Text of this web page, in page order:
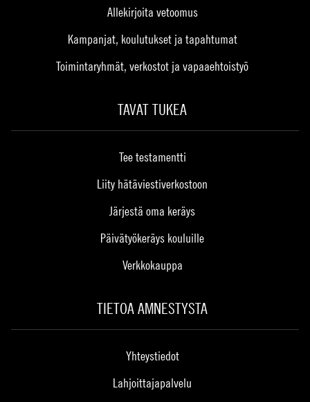
Allekirjoita vetoomus
Kampanjat, koulutukset ja tapahtumat
Toimintaryhmät, verkostot ja vapaaehtoistyö
TAVAT TUKEA
Tee testamentti
Liity hätäviestiverkostoon
Järjestä oma keräys
Päivätyökeräys kouluille
Verkkokauppa
TIETOA AMNESTYSTA
Yhteystiedot
Lahjoittajapalvelu